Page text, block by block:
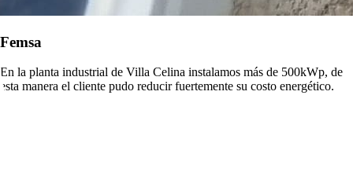
Femsa
En la planta industrial de Villa Celina instalamos más de 500kWp, de
esta manera el cliente pudo reducir fuertemente su costo energético.